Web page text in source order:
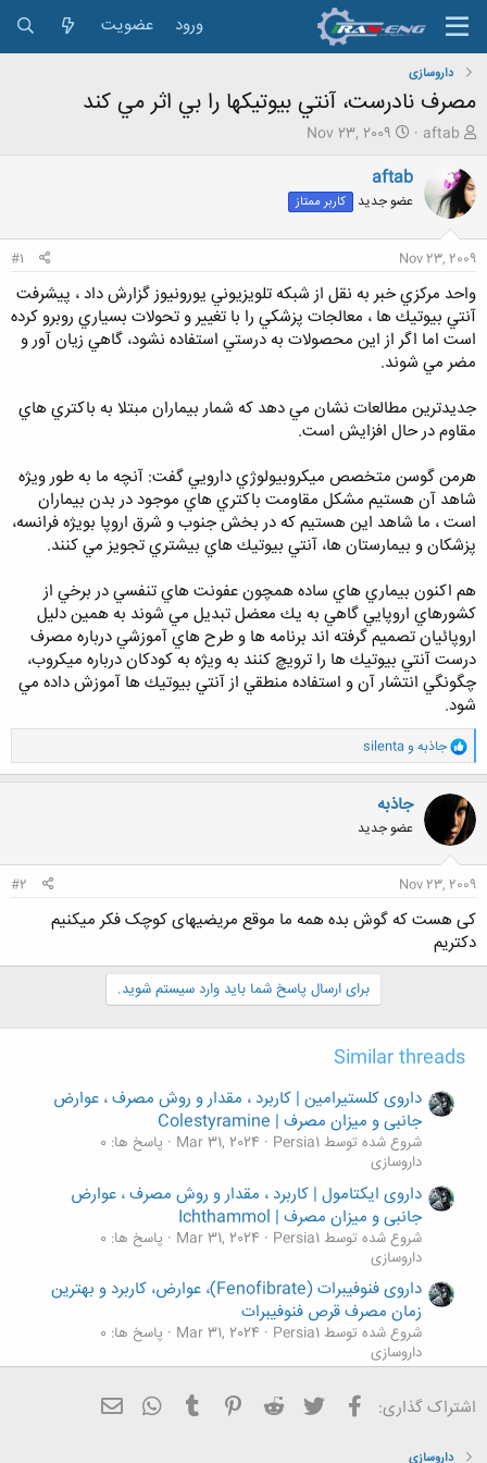
ورود عضویت
داروسازی
مصرف نادرست، آنتي بيوتيكها را بي اثر مي كند
ش
و
ع
ک
ه
م
و
ض
و
aftab
ت
ر
خ
ع
Nov 23, 2009
aftab
عضو جدید کاربر ممتاز
Nov 23, 2009
#1
واحد مركزي خبر به نقل از شبكه تلويزيوني يورونيوز گزارش داد ، پيشرفت
آنتي بيوتيك ها ، معالجات پزشكي را با تغيير و تحولات بسياري روبرو كرده
است اما اگر از اين محصولات به درستي استفاده نشود، گاهي زيان آور و
مضر مي شوند.
جديدترين مطالعات نشان مي دهد كه شمار بيماران مبتلا به باكتري هاي
مقاوم در حال افزايش است.
هرمن گوسن متخصص ميكروبيولوژي دارويي گفت: آنچه ما به طور ويژه
شاهد آن هستيم مشكل مقاومت باكتري هاي موجود در بدن بيماران
است ، ما شاهد اين هستيم كه در بخش جنوب و شرق اروپا بويژه فرانسه،
پزشكان و بيمارستان ها، آنتي بيوتيك هاي بيشتري تجويز مي كنند.
هم اكنون بيماري هاي ساده همچون عفونت هاي تنفسي در برخي از
كشورهاي اروپايي گاهي به يك معضل تبديل مي شوند به همين دليل
اروپائيان تصميم گرفته اند برنامه ها و طرح هاي آموزشي درباره مصرف
درست آنتي بيوتيك ها را ترويچ كنند به ويژه به كودكان درباره ميكروب،
چگونگي انتشار آن و استفاده منطقي از آنتي بيوتيك ها آموزش داده مي
شود.
و
ا
ک
ن
ا
جاذبه و silenta
جاذبه
عضو جدید
Nov 23, 2009
#2
کی هست که گوش بده همه ما موقع مریضیهای کوچک فکر میکنیم
دکتریم
برای ارسال پاسخ شما باید وارد سیستم شوید.
Similar threads
داروی کلستیرامین | کاربرد ، مقدار و روش مصرف ، عوارض
جانبی و میزان مصرف | Colestyramine
شروع شده توسط Persia1 Mar 31, 2024
پاسخ ها: 0
داروسازی
داروی ایکتامول | کاربرد ، مقدار و روش مصرف ، عوارض
جانبی و میزان مصرف | Ichthammol
شروع شده توسط Persia1 Mar 31, 2024
پاسخ ها: 0
داروسازی
داروی فنوفیبرات (Fenofibrate)، عوارض، کاربرد و بهترین
زمان مصرف قرص فنوفیبرات
شروع شده توسط Persia1 Mar 31, 2024
پاسخ ها: 0
داروسازی
جانبی و میزان مصرف | Sodium citrateاشتراک گذاری: فیسبوک تویتر Reddit
Pinterest
Tumblr
WhatsApp
داروسازی